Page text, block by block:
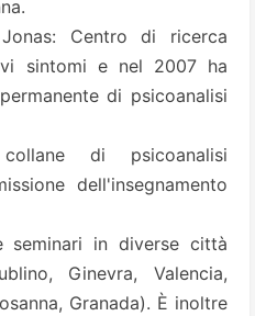
Centro di ricerca
sintomi e nel 2007 ha
di psicoanalisi
di psicoanalisi
dell'insegnamento
seminari in diverse città
Ginevra, Valencia,
Granada). È inoltre